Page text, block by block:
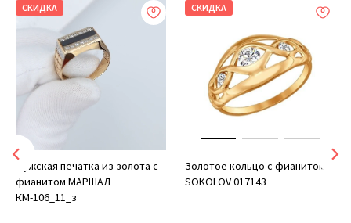
СКИДКА
Мужская печатка из золота с
фианитом МАРШАЛ
КМ-106_11_з
СКИДКА
Золотое кольцо с фианитом
SOKOLOV 017143